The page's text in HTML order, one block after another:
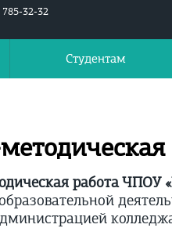
32-32
Студентам
работа